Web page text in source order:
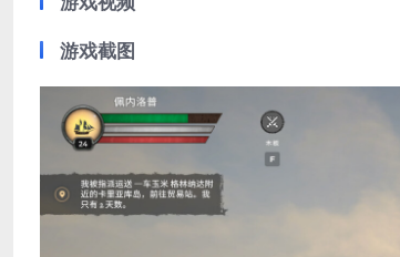
游戏截图